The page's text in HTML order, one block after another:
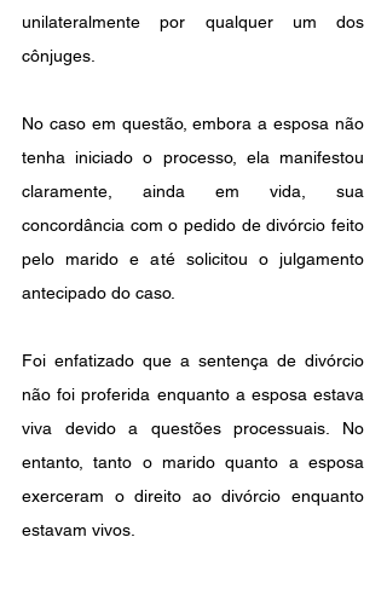
unilateralmente por qualquer um dos
cônjuges.
No caso em questão, embora a esposa não
tenha iniciado o processo, ela manifestou
claramente, ainda em vida, sua
concordância com o pedido de divórcio feito
pelo marido e até solicitou o julgamento
antecipado do caso.
Foi enfatizado que a sentença de divórcio
não foi proferida enquanto a esposa estava
viva devido a questões processuais. No
entanto, tanto o marido quanto a esposa
exerceram o direito ao divórcio enquanto
estavam vivos.